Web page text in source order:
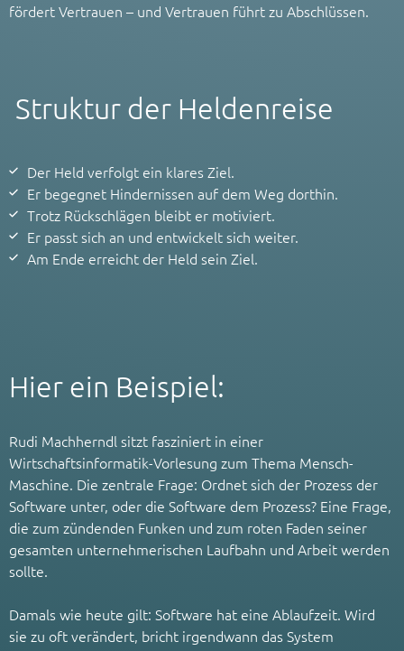
fördert Vertrauen – und Vertrauen führt zu Abschlüssen.
Struktur der Heldenreise
Der Held verfolgt ein klares Ziel.
Er begegnet Hindernissen auf dem Weg dorthin.
Trotz Rückschlägen bleibt er motiviert.
Er passt sich an und entwickelt sich weiter.
Am Ende erreicht der Held sein Ziel.
Hier ein Beispiel:
Rudi Machherndl sitzt fasziniert in einer
Wirtschaftsinformatik-Vorlesung zum Thema Mensch-
Maschine. Die zentrale Frage: Ordnet sich der Prozess der
Software unter, oder die Software dem Prozess? Eine Frage,
die zum zündenden Funken und zum roten Faden seiner
gesamten unternehmerischen Laufbahn und Arbeit werden
sollte.
Damals wie heute gilt: Software hat eine Ablaufzeit. Wird
sie zu oft verändert, bricht irgendwann das System